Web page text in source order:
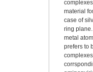
material
case of
ring
metal
prefers to